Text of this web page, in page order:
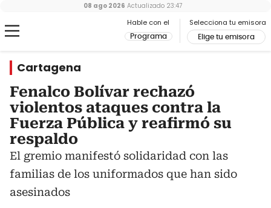
Hable con el
Programa
Selecciona tu emisora
Elige tu emisora
08 ago 2026 Actualizado 23:47
Cartagena
Fenalco Bolívar rechazó
violentos ataques contra la
Fuerza Pública y reafirmó su
respaldo
El gremio manifestó solidaridad con las
familias de los uniformados que han sido
asesinados